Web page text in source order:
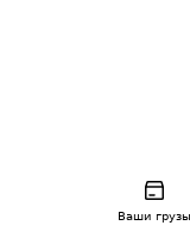
Ваши грузы